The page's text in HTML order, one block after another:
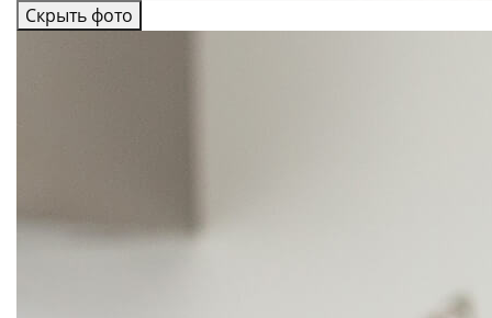
Скрыть фото